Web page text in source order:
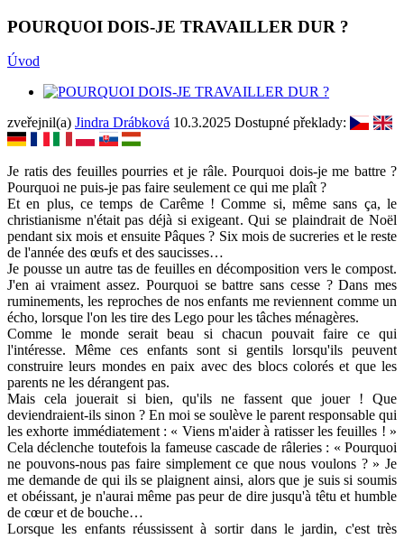
POURQUOI DOIS-JE TRAVAILLER DUR ?
Úvod
zveřejnil(a) Jindra Drábková 10.3.2025 Dostupné překlady:
Je ratis des feuilles pourries et je râle. Pourquoi dois-je me battre ?
Pourquoi ne puis-je pas faire seulement ce qui me plaît ?
Et en plus, ce temps de Carême ! Comme si, même sans ça, le
christianisme n'était pas déjà si exigeant. Qui se plaindrait de Noël
pendant six mois et ensuite Pâques ? Six mois de sucreries et le reste
de l'année des œufs et des saucisses…
Je pousse un autre tas de feuilles en décomposition vers le compost.
J'en ai vraiment assez. Pourquoi se battre sans cesse ? Dans mes
ruminements, les reproches de nos enfants me reviennent comme un
écho, lorsque l'on les tire des Lego pour les tâches ménagères.
Comme le monde serait beau si chacun pouvait faire ce qui
l'intéresse. Même ces enfants sont si gentils lorsqu'ils peuvent
construire leurs mondes en paix avec des blocs colorés et que les
parents ne les dérangent pas.
Mais cela jouerait si bien, qu'ils ne fassent que jouer ! Que
deviendraient-ils sinon ? En moi se soulève le parent responsable qui
les exhorte immédiatement : « Viens m'aider à ratisser les feuilles ! »
Cela déclenche toutefois la fameuse cascade de râleries : « Pourquoi
ne pouvons-nous pas faire simplement ce que nous voulons ? » Je
me demande de qui ils se plaignent ainsi, alors que je suis si soumis
et obéissant, je n'aurai même pas peur de dire jusqu'à têtu et humble
de cœur et de bouche…
Lorsque les enfants réussissent à sortir dans le jardin, c'est très